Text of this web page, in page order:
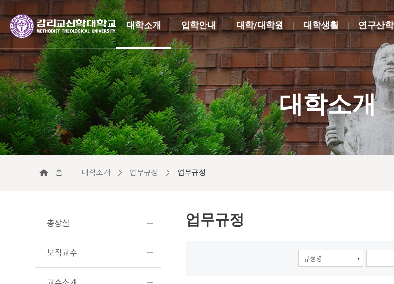
대학소개 입학안내 대학/대학원 대학생활 연구산학
대학소개
홈 대학소개 업무규정 업무규정
총장실
보직교수
업무규정